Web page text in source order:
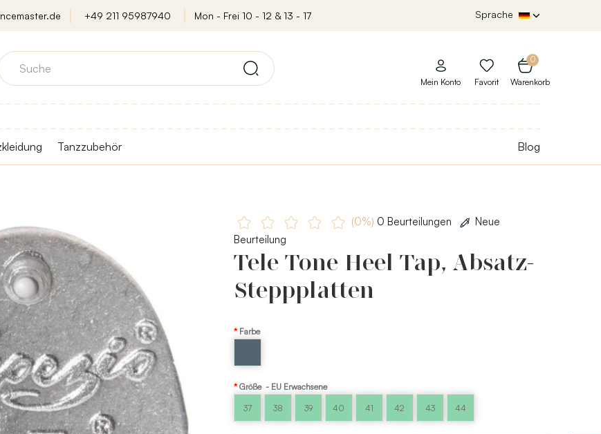
+49 211 95987940 Mon - Frei 10 - 12 & 13 - 17 Sprache
0
Warenkorb
Mein Konto Favorit
Tanzzubehör Blog
(0%) 0 Beurteilungen
Neue
Beurteilung
Tele Tone Heel Tap, Absatz-
Steppplatten
Farbe
grey
Capezio
Größe - EU Erwachsene
37 38 39 40 41 42 43 44